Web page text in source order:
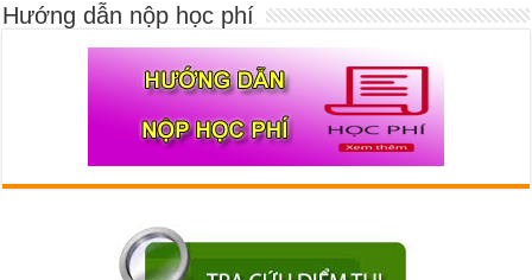
Hướng dẫn nộp học phí